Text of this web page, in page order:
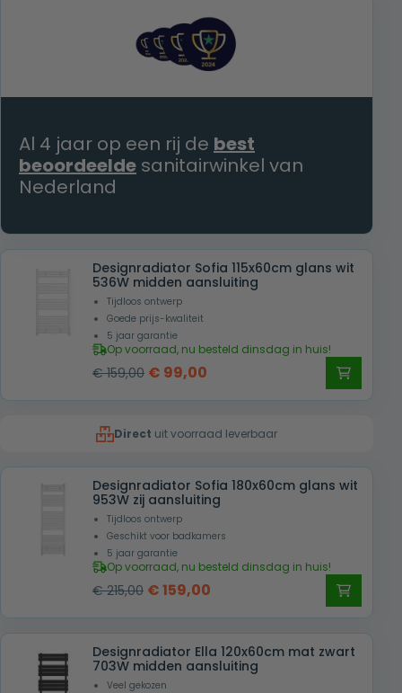
€ 559,00.
Al 4 jaar op een rij de best
beoordeelde sanitairwinkel van
Nederland
Designradiator Sofia 115x60cm glans wit
536W midden aansluiting
Tijdloos ontwerp
Goede prijs-kwaliteit
5 jaar garantie
Op voorraad, nu besteld dinsdag in huis!
€159,00 Oorspronkelijke
€ 159,00.
€ 99,00
€ 99,00.
Direct uit voorraad leverbaar
Designradiator Sofia 180x60cm glans wit
953W zij aansluiting
Tijdloos ontwerp
Geschikt voor badkamers
5 jaar garantie
Op voorraad, nu besteld dinsdag in huis!
€215,00 Oorspronkelijke
was:
€ 215,00.
€159,00
is:
€ 159,00.
Designradiator Ella 120x60cm mat zwart
703W midden aansluiting
Veel gekozen